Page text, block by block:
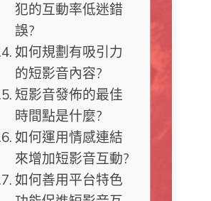
犯的互動率低迷錯
誤?
如何規劃有吸引力
的短影音內容?
短影音發佈的最佳
時間點是什麼?
如何運用情感連結
來增加短影音互動?
如何善用平台特色